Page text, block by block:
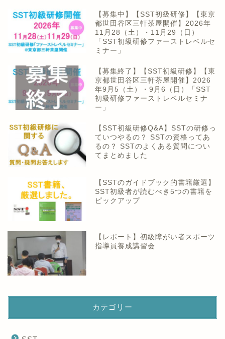
【募集中】【SST初級研修】【東京
都世田谷区三軒茶屋開催】2026年
11月28（土）・11月29（日）
「SST初級研修ファーストレベルセ
ミナー」
【募集終了】【SST初級研修】【東
京都世田谷区三軒茶屋開催】2026
年9月5（土）・9月6（日）「SST
初級研修ファーストレベルセミナ
ー」
【SST初級研修Q&A】SSTの研修っ
ていつやるの？ SSTの資格ってあ
るの？ SSTのよくある質問につい
てまとめました
【SSTのガイドブック的書籍厳選】
SST初級者が読むべき5つの書籍を
ピックアップ
【レポート】初級障がい者スポーツ
指導員養成講習会
カテゴリー